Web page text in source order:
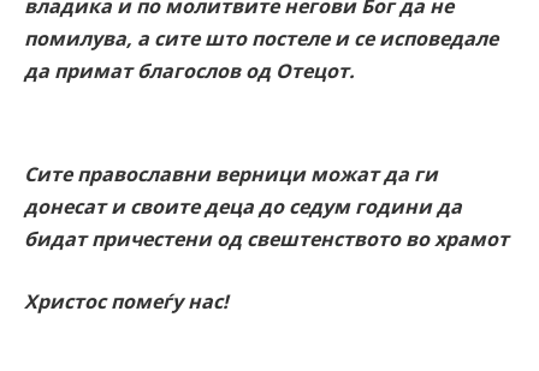
владика и по молитвите негови Бог да не
помилува, а сите што постеле и се исповедале
да примат благослов од Отецот.
Сите православни верници можат да ги
донесат и своите деца до седум години да
бидат причестени од свештенството во храмот
Христос помеѓу нас!